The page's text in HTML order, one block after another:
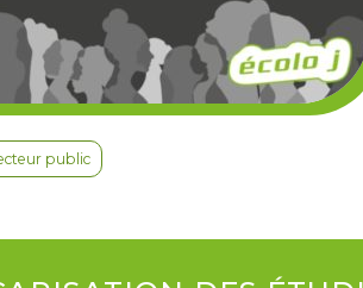
public